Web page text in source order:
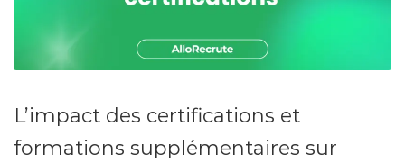
L’impact des certifications et
formations supplémentaires sur